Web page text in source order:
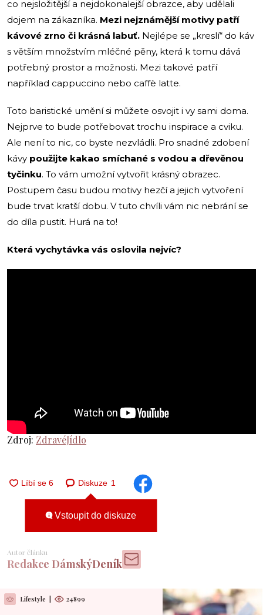
co nejsložitější a nejdokonalejší obrazce, aby udělali
dojem na zákazníka. Mezi nejznámější motivy patří
kávové zrno či krásná labuť. Nejlépe se „kreslí“ do káv
s větším množstvím mléčné pěny, která k tomu dává
potřebný prostor a možnosti. Mezi takové patří
například cappuccino nebo caffè latte.
Toto baristické umění si můžete osvojit i vy sami doma.
Nejprve to bude potřebovat trochu inspirace a cviku.
Ale není to nic, co byste nezvládli. Pro snadné zdobení
kávy použijte kakao smíchané s vodou a dřevěnou
tyčinku. To vám umožní vytvořit krásný obrazec.
Postupem času budou motivy hezčí a jejich vytvoření
bude trvat kratší dobu. V tuto chvíli vám nic nebrání se
do díla pustit. Hurá na to!
Která vychytávka vás oslovila nejvíc?
Zdroj: ZdravéJídlo
Diskuze 1
Vstoupit do diskuze
Autor článku
Redakce DámskýDeník
Lifestyle 24899